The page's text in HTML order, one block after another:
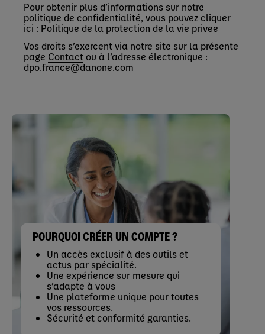
Pour obtenir plus d’informations sur notre
politique de confidentialité, vous pouvez cliquer
ici : Politique de la protection de la vie privee
Vos droits s’exercent via notre site sur la présente
page Contactou à l’adresse électronique :
dpo.france@danone.com
POURQUOI CRÉER UN COMPTE ?
Un accès exclusif à des outils et
actus par spécialité.
Une expérience sur mesure qui
s’adapte à vous
Une plateforme unique pour toutes
vos ressources.
Sécurité et conformité garanties.